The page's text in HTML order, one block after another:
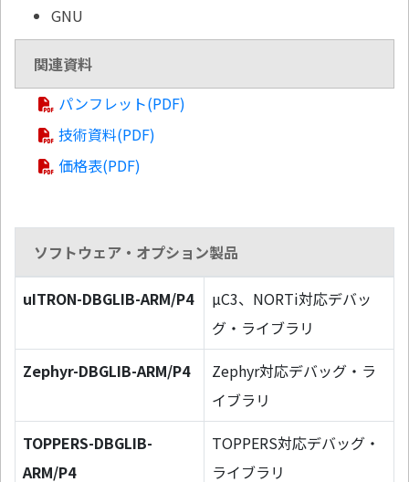
GNU
関連資料
パンフレット(PDF)
技術資料(PDF)
価格表(PDF)
ソフトウェア・オプション製品
uITRON-DBGLIB-ARM/P4
µC3、NORTi対応デバッ
グ・ライブラリ
Zephyr-DBGLIB-ARM/P4
Zephyr対応デバッグ・ラ
イブラリ
TOPPERS-DBGLIB-
ARM/P4
TOPPERS対応デバッグ・
ライブラリ